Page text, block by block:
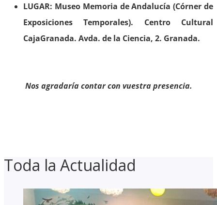
LUGAR: Museo Memoria de Andalucía (Córner de
Exposiciones Temporales). Centro Cultural
CajaGranada. Avda. de la Ciencia, 2. Granada.
Nos agradaría contar con vuestra presencia.
Toda la Actualidad